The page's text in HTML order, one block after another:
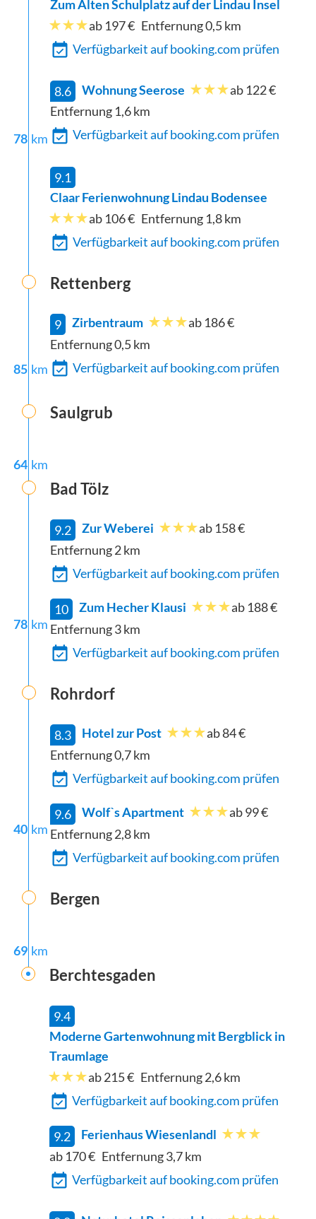
Zum Alten Schulplatz auf der Lindau Insel
ab 197 € Entfernung0,5km
Verfügbarkeit auf booking.com prüfen
8.6 Wohnung Seerose
ab 122 €
Entfernung 1,6km
Verfügbarkeit auf booking.com prüfen
9.1
Claar Ferienwohnung Lindau Bodensee
ab 106 € Entfernung 1,8km
Verfügbarkeit auf booking.com prüfen
78 km
Rettenberg
9 Zirbentraum
ab 186 €
Entfernung0,5km
Verfügbarkeit auf booking.com prüfen
85 km
Saulgrub
64 km
Bad Tölz
9.2 Zur Weberei
ab 158 €
Entfernung2km
Verfügbarkeit auf booking.com prüfen
10 Zum Hecher Klausi
ab 188 €
Entfernung3km
Verfügbarkeit auf booking.com prüfen
78 km
Rohrdorf
8.3 Hotel zur Post
ab 84 €
Entfernung0,7km
Verfügbarkeit auf booking.com prüfen
9.6 Wolfˋs Apartment
ab 99 €
Entfernung2,8km
Verfügbarkeit auf booking.com prüfen
40 km
Bergen
69 km
Berchtesgaden
9.4
Moderne Gartenwohnung mit Bergblick in
Traumlage
ab 215 € Entfernung2,6km
Verfügbarkeit auf booking.com prüfen
9.2
Ferienhaus Wiesenlandl
ab 170 € Entfernung3,7km
Verfügbarkeit auf booking.com prüfen